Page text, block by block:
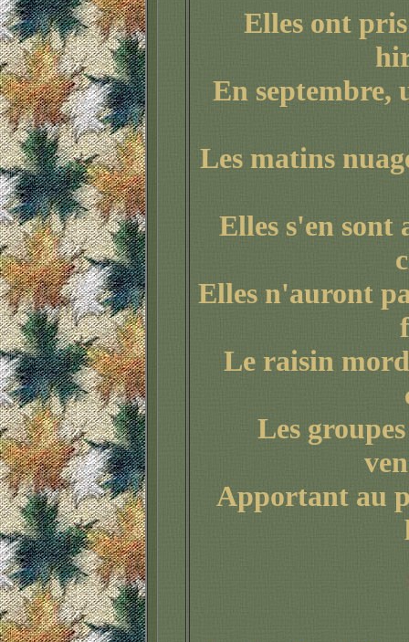
Elles ont
En
Les matins
Elles s'en sont
Elles n'auront
Le raisin
Les
Apportant au